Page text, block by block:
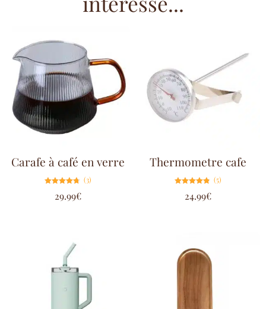
Carafe à café en verre
4.67
sur 5
(3)
29.99€
Thermometre cafe
4.80
sur 5
(5)
24.99€